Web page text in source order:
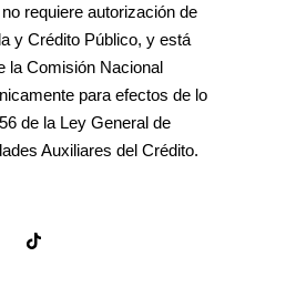
requiere autorización de
y Crédito Público, y está
la Comisión Nacional
para efectos de lo
de la Ley General de
Auxiliares del Crédito.